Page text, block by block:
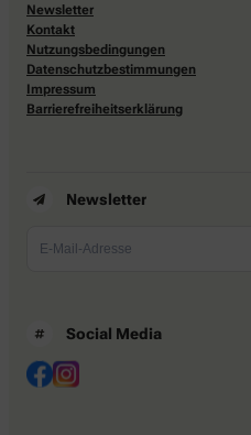
Newsletter
Kontakt
Nutzungsbedingungen
Datenschutzbestimmungen
Impressum
Barrierefreiheitserklärung
Newsletter
Social Media